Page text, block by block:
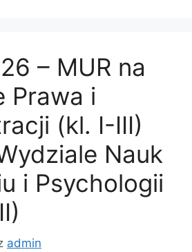
– MUR na
Prawa i
(kl. I-III)
Nauk
i Psychologii
admin